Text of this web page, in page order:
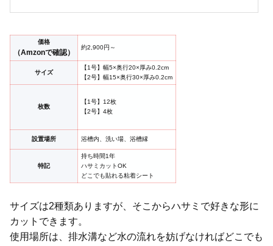
価格
（Amzonで確認）
約2,900円～
サイズ
【1号】幅5×奥行20×厚み0.2cm
【2号】幅15×奥行30×厚み0.2cm
枚数
【1号】12枚
【2号】4枚
設置場所 浴槽内、洗い場、浴槽縁
特記
持ち時間1年
ハサミカットOK
どこでも貼れる粘着シート
サイズは2種類ありますが、そこからハサミで好きな形に
カットできます。
使用場所は、排水溝など水の流れを妨げなければどこでも